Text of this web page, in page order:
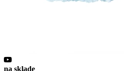
na sklade